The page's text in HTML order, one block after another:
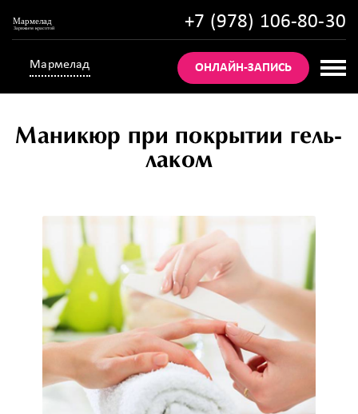
+7 (978) 106-80-30
Мармелад ОНЛАЙН-ЗАПИСЬ
Маникюр при покрытии гель-
лаком